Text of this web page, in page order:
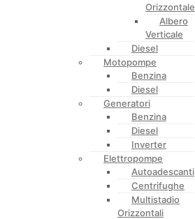
Orizzontale
Albero
Verticale
Diesel
Motopompe
Benzina
Diesel
Generatori
Benzina
Diesel
Inverter
Elettropompe
Autoadescanti
Centrifughe
Multistadio
Orizzontali